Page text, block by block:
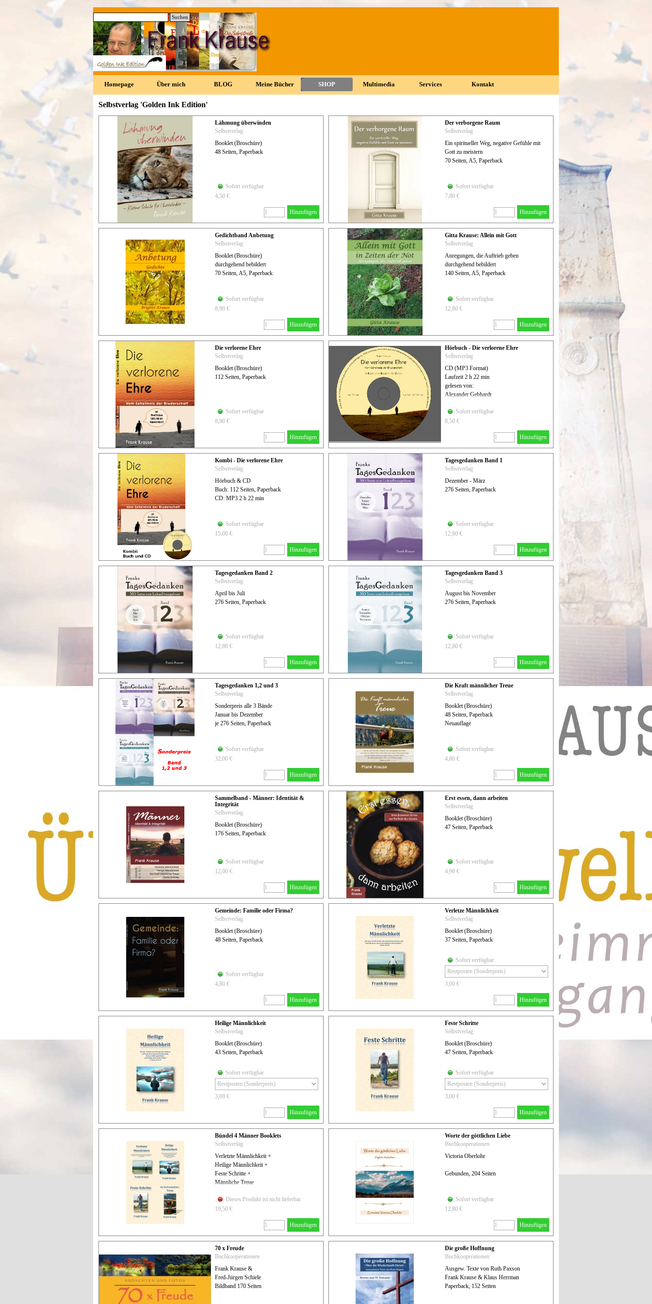
Direkt zum Seiteninhalt
Suchen
0
Menü überspringen
Homepage Über mich ▼
BLOG ▼
Meine Bücher ▼
SHOP ▼
Multimedia ▼
Services ▼
Kontakt
Selbstverlag 'Golden Ink Edition'
Lähmung überwinden
Selbstverlag
Booklet (Broschüre)
48 Seiten, Paperback
Sofort verfügbar
4,50 €
Hinzufügen
Der verborgene Raum
Selbstverlag
Ein spiritueller Weg, negative Gefühle mit
Gott zu meistern
70 Seiten, A5, Paperback
Sofort verfügbar
7,80 €
Hinzufügen
Gedichtband Anbetung
Selbstverlag
Booklet (Broschüre)
durchgehend bebildert
70 Seiten, A5, Paperback
Sofort verfügbar
8,90 €
Hinzufügen
Gitta Krause: Allein mit Gott
Selbstverlag
Anregungen, die Auftrieb geben
durchgehend bebildert
140 Seiten, A5, Paperback
Sofort verfügbar
12,80 €
Hinzufügen
Die verlorene Ehre
Selbstverlag
Booklet (Broschüre)
112 Seiten, Paperback
Sofort verfügbar
8,90 €
Hinzufügen
Hörbuch - Die verlorene Ehre
Selbstverlag
CD (MP3 Format)
Laufzeit 2 h 22 min
gelesen von:
Alexander Gebhardt
Sofort verfügbar
8,50 €
Hinzufügen
Kombi - Die verlorene Ehre
Selbstverlag
Hörbuch & CD
Buch: 112 Seiten, Paperback
CD: MP3 2 h 22 min
Sofort verfügbar
15,00 €
Hinzufügen
Tagesgedanken Band 1
Selbstverlag
Dezember - März
276 Seiten, Paperback
Sofort verfügbar
12,80 €
Hinzufügen
Tagesgedanken Band 2
Selbstverlag
April bis Juli
276 Seiten, Paperback
Sofort verfügbar
12,80 €
Hinzufügen
Tagesgedanken Band 3
Selbstverlag
August bis November
276 Seiten, Paperback
Sofort verfügbar
12,80 €
Hinzufügen
Tagesgedanken 1,2 und 3
Selbstverlag
Sonderpreis alle 3 Bände
Januar bis Dezember
je 276 Seiten, Paperback
Sofort verfügbar
32,00 €
Hinzufügen
Die Kraft männlicher Treue
Selbstverlag
Booklet (Broschüre)
48 Seiten, Paperback
Neuauflage
Sofort verfügbar
4,80 €
Hinzufügen
Sammelband - Männer: Identität &
Integrität
Selbstverlag
Booklet (Broschüre)
176 Seiten, Paperback
Sofort verfügbar
12,00 €
Hinzufügen
Erst essen, dann arbeiten
Selbstverlag
Booklet (Broschüre)
47 Seiten, Paperback
Sofort verfügbar
4,90 €
Hinzufügen
Gemeinde: Familie oder Firma?
Selbstverlag
Booklet (Broschüre)
48 Seiten, Paperback
Sofort verfügbar
4,80 €
Hinzufügen
Verletze Männlichkeit
Selbstverlag
Booklet (Broschüre)
37 Seiten, Paperback
Sofort verfügbar
3,00 €
Hinzufügen
Heilige Männlichkeit
Selbstverlag
Booklet (Broschüre)
43 Seiten, Paperback
Sofort verfügbar
3,00 €
Hinzufügen
Feste Schritte
Selbstverlag
Booklet (Broschüre)
47 Seiten, Paperback
Sofort verfügbar
3,00 €
Hinzufügen
Bündel 4 Männer Booklets
Selbstverlag
Verletzte Männlichkeit +
Heilige Männlichkeit +
Feste Schritte +
Männliche Treue
Dieses Produkt ist nicht lieferbar.
19,50 €
Hinzufügen
Worte der göttlichen Liebe
Buchkooperationen
Victoria Oberlohr
Gebunden, 204 Seiten
Sofort verfügbar
12,80 €
Hinzufügen
70 x Freude
Buchkooperationen
Frank Krause &
Fred-Jürgen Schiele
Bildband 170 Seiten
Die große Hoffnung
Buchkooperationen
Ausgew. Texte von Ruth Paxson
Frank Krause & Klaus Herrman
Paperback, 152 Seiten